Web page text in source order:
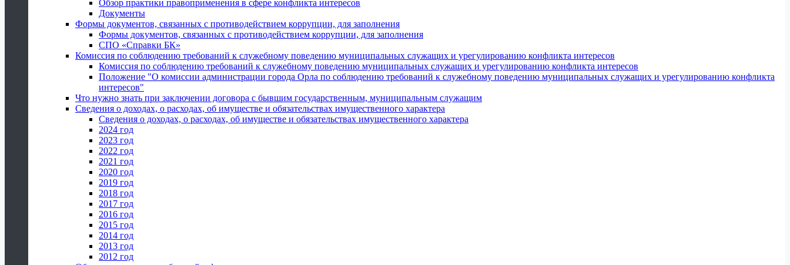
Обзор практики правоприменения в сфере конфликта интересов
Документы
Формы документов, связанных с противодействием коррупции, для заполнения
Формы документов, связанных с противодействием коррупции, для заполнения
СПО «Справки БК»
Комиссия по соблюдению требований к служебному поведению муниципальных служащих и урегулированию конфликта интересов
Комиссия по соблюдению требований к служебному поведению муниципальных служащих и урегулированию конфликта интересов
Положение "О комиссии администрации города Орла по соблюдению требований к служебному поведению муниципальных служащих и урегулированию конфликта
интересов"
Что нужно знать при заключении договора с бывшим государственным, муниципальным служащим
Сведения о доходах, о расходах, об имуществе и обязательствах имущественного характера
Сведения о доходах, о расходах, об имуществе и обязательствах имущественного характера
2024 год
2023 год
2022 год
2021 год
2020 год
2019 год
2018 год
2017 год
2016 год
2015 год
2014 год
2013 год
2012 год